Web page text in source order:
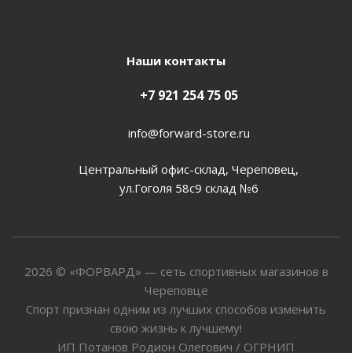
Наши контакты
+7 921 254 75 05
info@forward-store.ru
Центральный офис-склад, Череповец,
ул.Гоголя 58с9 склад №6
2026 © «ФОРВАРД» — сеть спортивных магазинов в
Череповце
Спорт признан одним из лучших способов изменить
свою жизнь к лучшему!
ИП Потанов Родион Олегович / ОГРНИП